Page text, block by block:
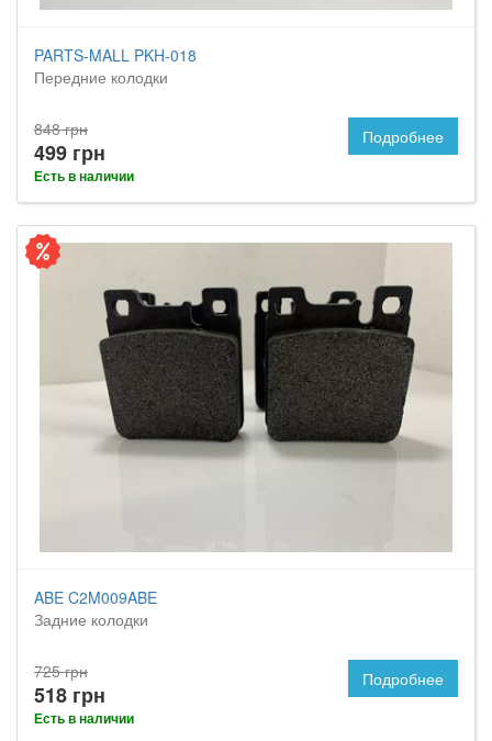
PARTS-MALL PKH-018
Передние колодки
848 грн
499 грн
Есть в наличии
Подробнее
ABE C2M009ABE
Задние колодки
725 грн
518 грн
Есть в наличии
Подробнее